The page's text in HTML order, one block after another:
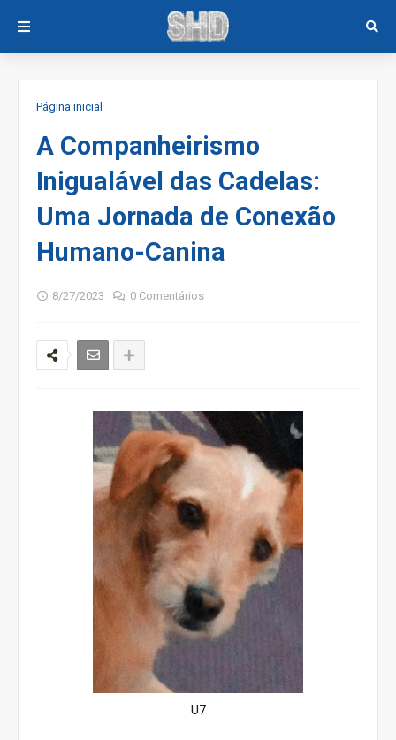
Página inicial
A Companheirismo
Inigualável das Cadelas:
Uma Jornada de Conexão
Humano-Canina
8/27/2023 0 Comentários
U7